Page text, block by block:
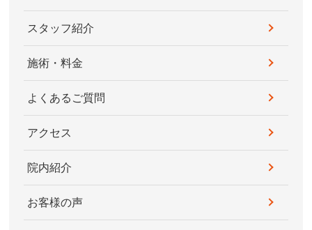
スタッフ紹介
施術・料金
よくあるご質問
アクセス
院内紹介
お客様の声